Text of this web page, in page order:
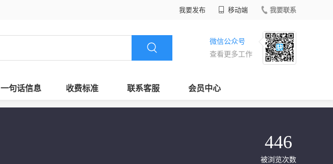
我要发布 移动端 我要联系
微信公众号
查看更多工作
一句话信息 收费标准 联系客服 会员中心
446
被浏览次数